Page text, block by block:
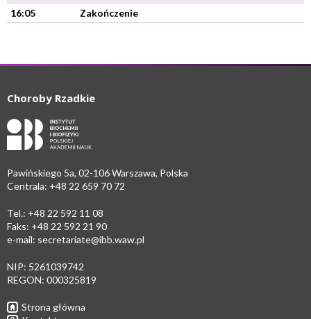
16:05
Zakończenie
Choroby Rzadkie
Pawińskiego 5a, 02-106 Warszawa, Polska
Centrala: +48 22 659 70 72
Tel.: +48 22 592 11 08
Faks: +48 22 592 21 90
e-mail: secretariate@ibb.waw.pl
NIP: 5261039742
REGON: 000325819
Strona główna